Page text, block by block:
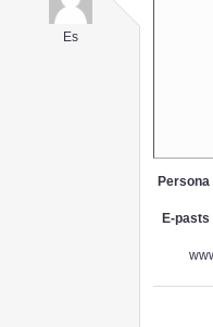
Es
Persona
E-pasts